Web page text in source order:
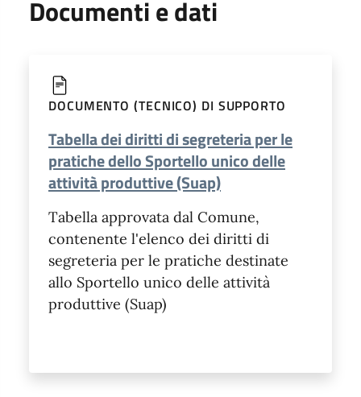
Documenti e dati
DOCUMENTO (TECNICO) DI SUPPORTO
Tabella dei diritti di segreteria per le
pratiche dello Sportello unico delle
attività produttive (Suap)
Tabella approvata dal Comune,
contenente l'elenco dei diritti di
segreteria per le pratiche destinate
allo Sportello unico delle attività
produttive (Suap)